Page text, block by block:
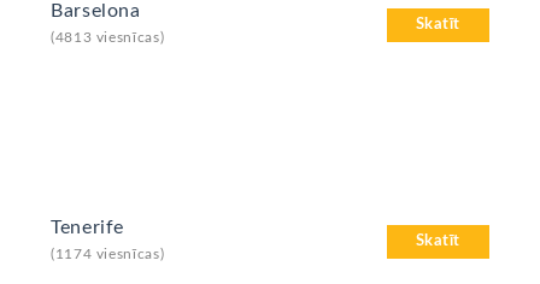
Skatīt
Barselona
(4813 viesnīcas)
Skatīt
Tenerife
(1174 viesnīcas)